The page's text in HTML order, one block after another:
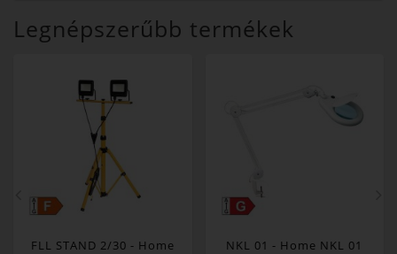
Legnépszerűbb termékek
FLL STAND 2/30 - Home
NKL 01 - Home NKL 01